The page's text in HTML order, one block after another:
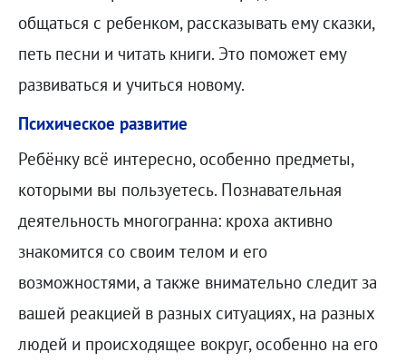
общаться с ребенком, рассказывать ему сказки,
петь песни и читать книги. Это поможет ему
развиваться и учиться новому.
Психическое развитие
Ребёнку всё интересно, особенно предметы,
которыми вы пользуетесь. Познавательная
деятельность многогранна: кроха активно
знакомится со своим телом и его
возможностями, а также внимательно следит за
вашей реакцией в разных ситуациях, на разных
людей и происходящее вокруг, особенно на его